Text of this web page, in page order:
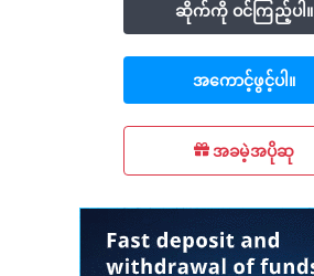
ဆိုက်ကို ဝင်ကြည့်ပါ။
အကောင့်ဖွင့်ပါ။
အခမဲ့အပိုဆု